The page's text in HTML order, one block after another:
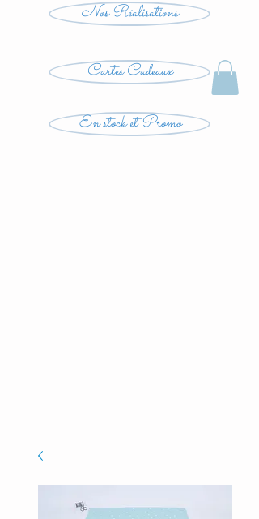
Nos Réalisations
Cartes Cadeaux
En stock et Promo